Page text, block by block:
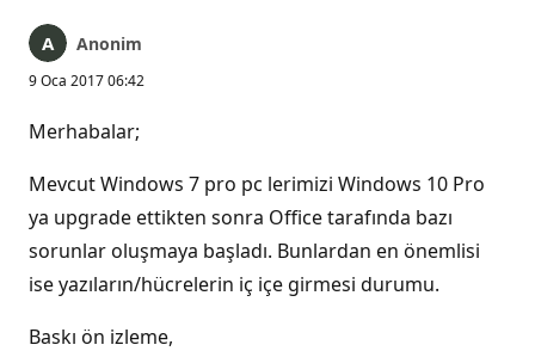
Anonim
9 Oca 2017 06:42
Merhabalar;
Mevcut Windows 7 pro pc lerimizi Windows 10 Pro
ya upgrade ettikten sonra Office tarafında bazı
sorunlar oluşmaya başladı. Bunlardan en önemlisi
ise yazıların/hücrelerin iç içe girmesi durumu.
Baskı ön izleme,